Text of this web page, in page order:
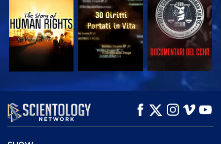
GUARDA GUARDA GUARDA
GUARDA
ESPLORA LE
SERIE